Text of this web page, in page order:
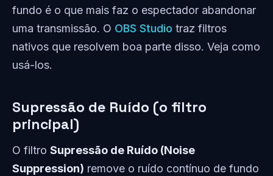
fundo é o que mais faz o espectador abandonar
uma transmissão. O OBS Studio traz filtros
nativos que resolvem boa parte disso. Veja como
usá-los.
Supressão de Ruído (o filtro
principal)
O filtro Supressão de Ruído (Noise
Suppression) remove o ruído contínuo de fundo